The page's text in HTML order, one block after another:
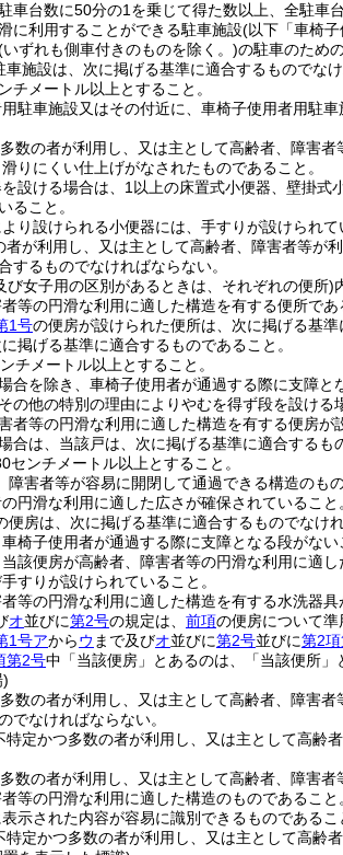
車台数に50分の1を乗じて得た数以上、全駐
に利用することができる駐車施設(以下「車椅
いずれも側車付きのものを除く。)の駐車のため
施設は、次に掲げる基準に適合するものでなけ
チメートル以上とすること。
駐車施設又はその付近に、車椅子使用者用駐車
数の者が利用し、又は主として高齢者、障害
りにくい仕上げがなされたものであること。
設ける場合は、1以上の床置式小便器、壁掛式
ること。
り設けられる小便器には、手すりが設けられて
が利用し、又は主として高齢者、障害者等が
するものでなければならない。
び女子用の区別があるときは、それぞれの便所)
等の円滑な利用に適した構造を有する便所であ
1号の便房が設けられた便所は、次に掲げる基準
掲げる基準に適合するものであること。
チメートル以上とすること。
合を除き、車椅子使用者が通過する際に支障と
の他の特別の理由によりやむを得ず段を設ける
者等の円滑な利用に適した構造を有する便房が
合は、当該戸は、次に掲げる基準に適合するも
センチメートル以上とすること。
障害者等が容易に開閉して通過できる構造のもの
円滑な利用に適した広さが確保されていること
便房は、次に掲げる基準に適合するものでなけれ
椅子使用者が通過する際に支障となる段がない
該便房が高齢者、障害者等の円滑な利用に適
すりが設けられていること。
等の円滑な利用に適した構造を有する水洗器具
オ並びに第2号の規定は、 前項の便房について準
1号アからウ まで及びオ並びに第2号並びに第2
第2号中「当該便房」とあるのは、「当該便所」
)
数の者が利用し、又は主として高齢者、障害
でなければならない。
特定かつ多数の者が利用し、又は主として高齢
数の者が利用し、又は主として高齢者、障害
等の円滑な利用に適した構造のものであること
示された内容が容易に識別できるものであるこ
特定かつ多数の者が利用し、又は主として高齢